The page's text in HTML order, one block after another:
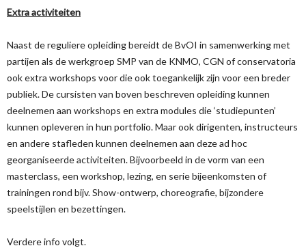
Extra activiteiten
Naast de reguliere opleiding bereidt de BvOI in samenwerking met
partijen als de werkgroep SMP van de KNMO, CGN of conservatoria
ook extra workshops voor die ook toegankelijk zijn voor een breder
publiek. De cursisten van boven beschreven opleiding kunnen
deelnemen aan workshops en extra modules die ‘studiepunten’
kunnen opleveren in hun portfolio. Maar ook dirigenten, instructeurs
en andere stafleden kunnen deelnemen aan deze ad hoc
georganiseerde activiteiten. Bijvoorbeeld in de vorm van een
masterclass, een workshop, lezing, en serie bijeenkomsten of
trainingen rond bijv. Show-ontwerp, choreografie, bijzondere
speelstijlen en bezettingen.
Verdere info volgt.